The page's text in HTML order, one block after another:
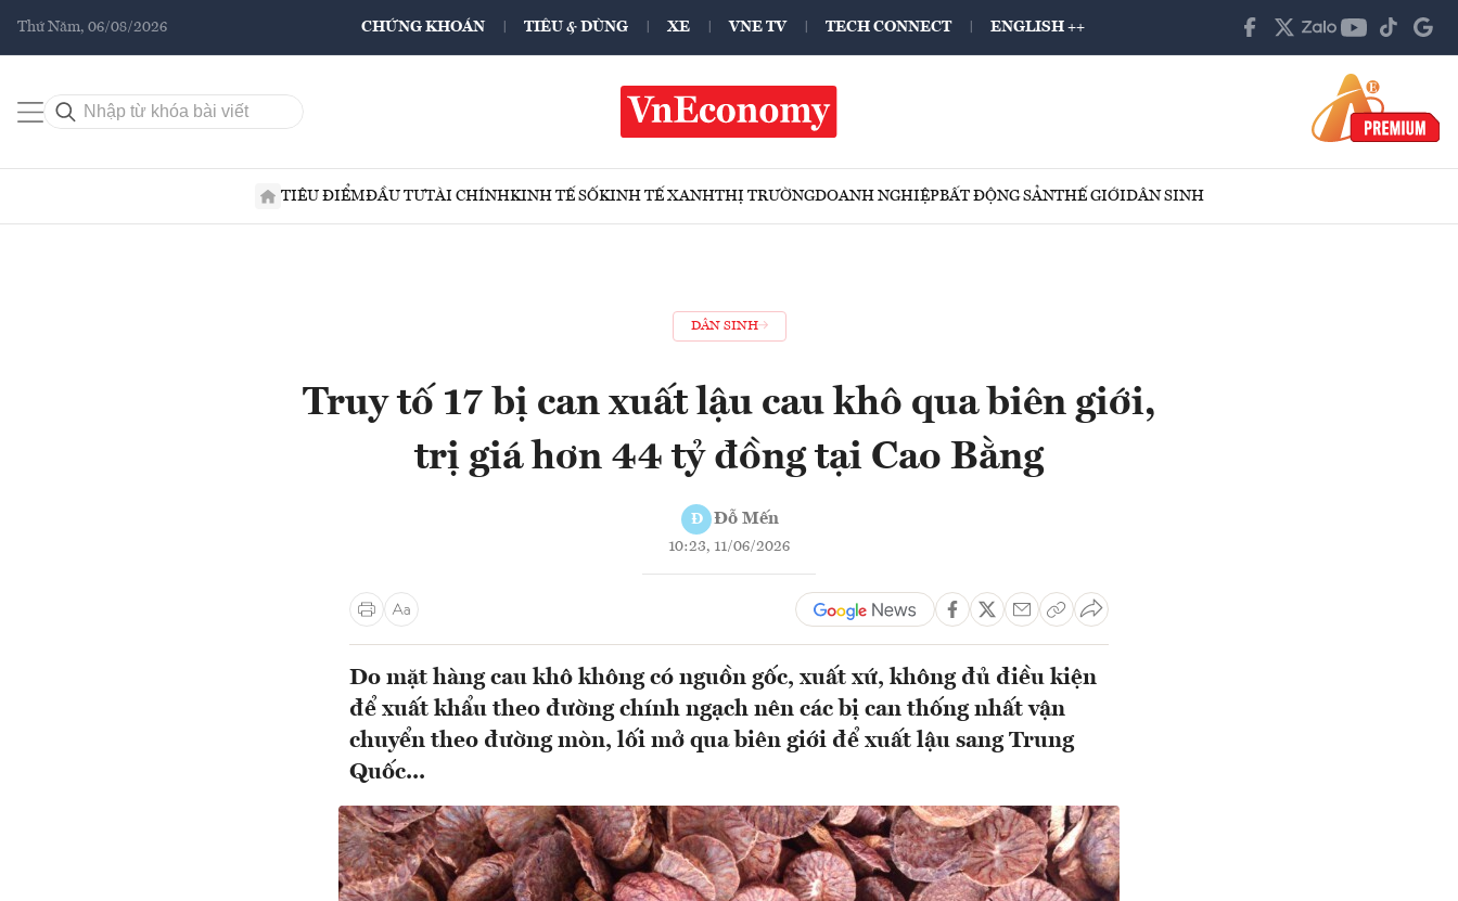
Thứ Năm, 06/08/2026 CHỨNG KHOÁN TIÊU & DÙNG XE VNE TV TECH CONNECT ENGLISH ++
TIÊU ĐIỂMĐẦU TƯTÀI CHÍNHKINH TẾ SỐKINH TẾ XANHTHỊ TRƯỜNGDOANH NGHIỆPBẤT ĐỘNG SẢNTHẾ GIỚIDÂN SINH
DÂN SINH
Truy tố 17 bị can xuất lậu cau khô qua biên giới,
trị giá hơn 44 tỷ đồng tại Cao Bằng
Đ Đỗ Mến
10:23, 11/06/2026
Do mặt hàng cau khô không có nguồn gốc, xuất xứ, không đủ điều kiện
để xuất khẩu theo đường chính ngạch nên các bị can thống nhất vận
chuyển theo đường mòn, lối mở qua biên giới để xuất lậu sang Trung
Quốc...